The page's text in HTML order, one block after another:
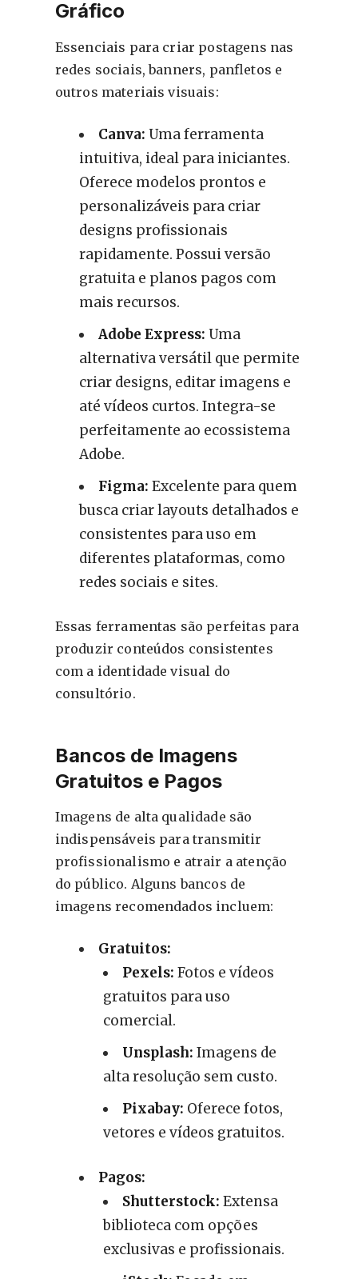
Gráfico
Essenciais para criar postagens nas
redes sociais, banners, panfletos e
outros materiais visuais:
Canva: Uma ferramenta
intuitiva, ideal para iniciantes.
Oferece modelos prontos e
personalizáveis para criar
designs profissionais
rapidamente. Possui versão
gratuita e planos pagos com
mais recursos.
Adobe Express: Uma
alternativa versátil que permite
criar designs, editar imagens e
até vídeos curtos. Integra-se
perfeitamente ao ecossistema
Adobe.
Figma: Excelente para quem
busca criar layouts detalhados e
consistentes para uso em
diferentes plataformas, como
redes sociais e sites.
Essas ferramentas são perfeitas para
produzir conteúdos consistentes
com a identidade visual do
consultório.
Bancos de Imagens
Gratuitos e Pagos
Imagens de alta qualidade são
indispensáveis para transmitir
profissionalismo e atrair a atenção
do público. Alguns bancos de
imagens recomendados incluem:
Gratuitos:
Pexels: Fotos e vídeos
gratuitos para uso
comercial.
Unsplash: Imagens de
alta resolução sem custo.
Pixabay: Oferece fotos,
vetores e vídeos gratuitos.
Pagos:
Shutterstock: Extensa
biblioteca com opções
exclusivas e profissionais.